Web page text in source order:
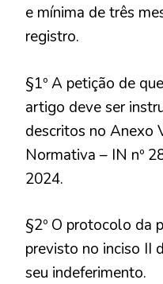
e mínima de três
registro.
§1º A petição de
artigo deve ser
descritos no Anexo
Normativa – IN nº
2024.
§2º O protocolo da
previsto no inciso II
seu indeferimento.